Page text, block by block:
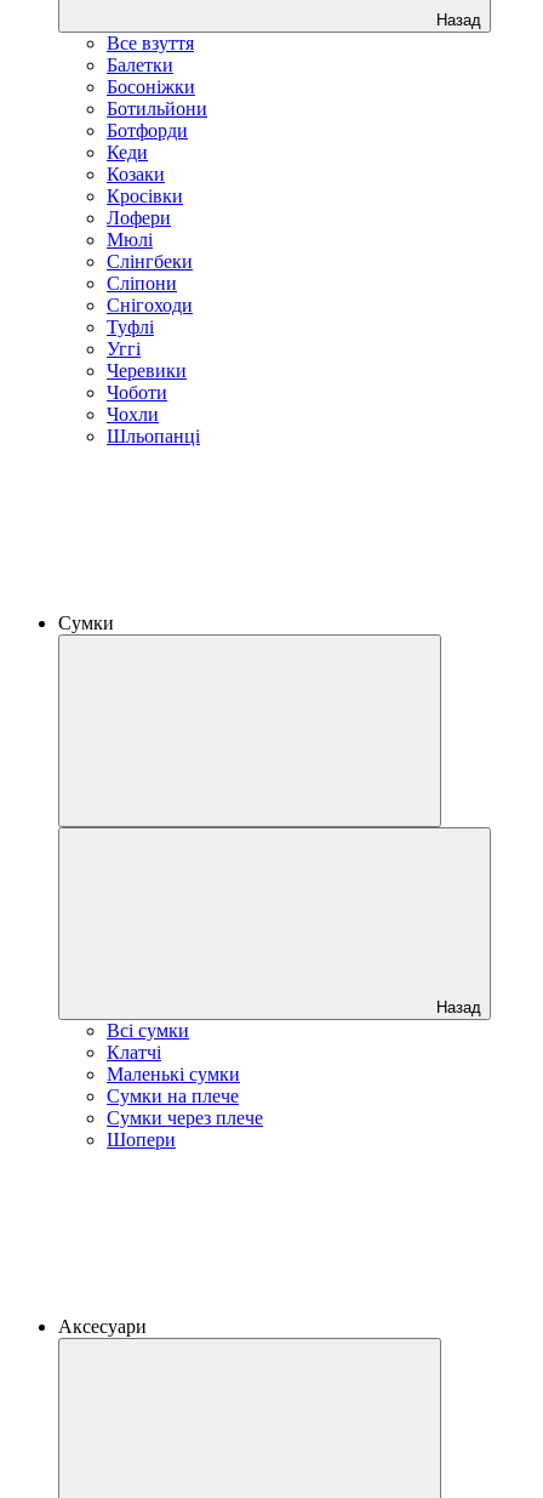
Назад
Все взуття
Балетки
Босоніжки
Ботильйони
Ботфорди
Кеди
Козаки
Кросівки
Лофери
Мюлі
Слінгбеки
Сліпони
Снігоходи
Туфлі
Уггі
Черевики
Чоботи
Чохли
Шльопанці
Сумки
Назад
Всі сумки
Клатчі
Маленькі сумки
Сумки на плече
Сумки через плече
Шопери
Аксесуари